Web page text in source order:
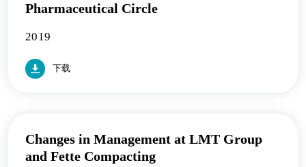
Pharmaceutical Circle
2019
下载
Changes in Management at LMT Group
and Fette Compacting